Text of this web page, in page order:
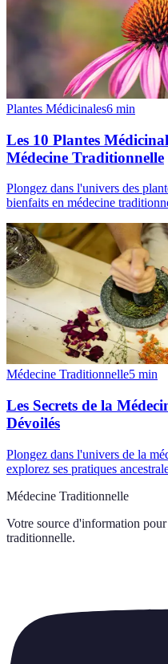
Plantes Médicinales6 min
Les 10 Plantes
Médecine Traditionnelle
Plongez dans l'univers des
bienfaits en médecine
Médecine Traditionnelle5 min
Les Secrets de la
Dévoilés
Plongez dans l'univers de la
explorez ses pratiques
Médecine Traditionnelle
Votre source d'information
traditionnelle.